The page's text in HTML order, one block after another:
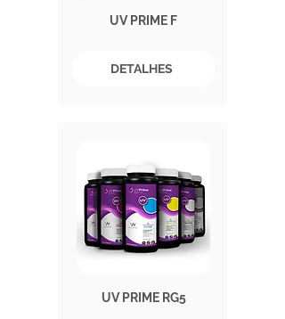
UV PRIME F
DETALHES
UV PRIME RG5